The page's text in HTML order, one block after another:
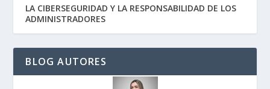
LA CIBERSEGURIDAD Y LA RESPONSABILIDAD DE LOS
ADMINISTRADORES
BLOG AUTORES